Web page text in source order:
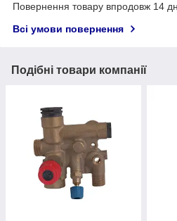
Повернення товару впродовж 14
Всі умови повернення
Подібні товари компанії